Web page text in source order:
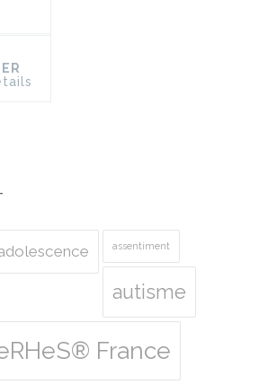
assentiment
autisme
France